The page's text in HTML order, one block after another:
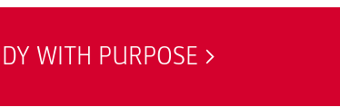
WITH PURPOSE